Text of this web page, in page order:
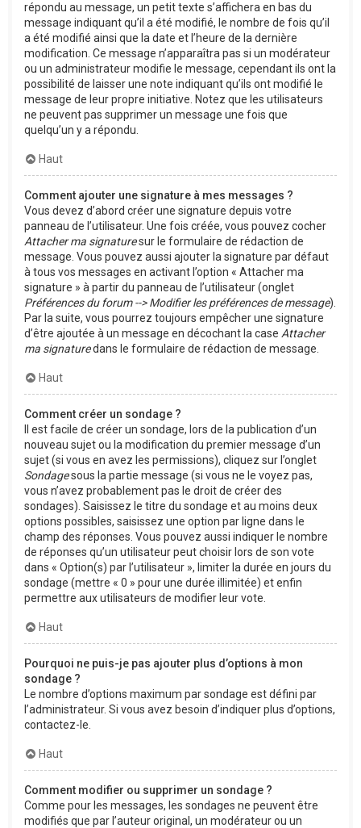
répondu au message, un petit texte s’affichera en bas du
message indiquant qu’il a été modifié, le nombre de fois qu’il
a été modifié ainsi que la date et l’heure de la dernière
modification. Ce message n’apparaîtra pas si un modérateur
ou un administrateur modifie le message, cependant ils ont la
possibilité de laisser une note indiquant qu’ils ont modifié le
message de leur propre initiative. Notez que les utilisateurs
ne peuvent pas supprimer un message une fois que
quelqu’un y a répondu.
Haut
Comment ajouter une signature à mes messages ?
Vous devez d’abord créer une signature depuis votre
panneau de l’utilisateur. Une fois créée, vous pouvez cocher
Attacher ma signaturesur le formulaire de rédaction de
message. Vous pouvez aussi ajouter la signature par défaut
à tous vos messages en activant l’option « Attacher ma
signature » à partir du panneau de l’utilisateur (onglet
Préférences du forum --> Modifier les préférences de message).
Par la suite, vous pourrez toujours empêcher une signature
d’être ajoutée à un message en décochant la case Attacher
ma signaturedans le formulaire de rédaction de message.
Haut
Comment créer un sondage ?
Il est facile de créer un sondage, lors de la publication d’un
nouveau sujet ou la modification du premier message d’un
sujet (si vous en avez les permissions), cliquez sur l’onglet
Sondagesous la partie message (si vous ne le voyez pas,
vous n’avez probablement pas le droit de créer des
sondages). Saisissez le titre du sondage et au moins deux
options possibles, saisissez une option par ligne dans le
champ des réponses. Vous pouvez aussi indiquer le nombre
de réponses qu’un utilisateur peut choisir lors de son vote
dans « Option(s) par l’utilisateur », limiter la durée en jours du
sondage (mettre « 0 » pour une durée illimitée) et enfin
permettre aux utilisateurs de modifier leur vote.
Haut
Pourquoi ne puis-je pas ajouter plus d’options à mon
sondage ?
Le nombre d’options maximum par sondage est défini par
l’administrateur. Si vous avez besoin d’indiquer plus d’options,
contactez-le.
Haut
Comment modifier ou supprimer un sondage ?
Comme pour les messages, les sondages ne peuvent être
modifiés que par l’auteur original, un modérateur ou un